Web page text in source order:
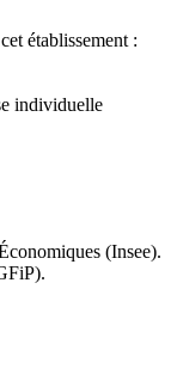
établissement :
individuelle
(Insee).
.